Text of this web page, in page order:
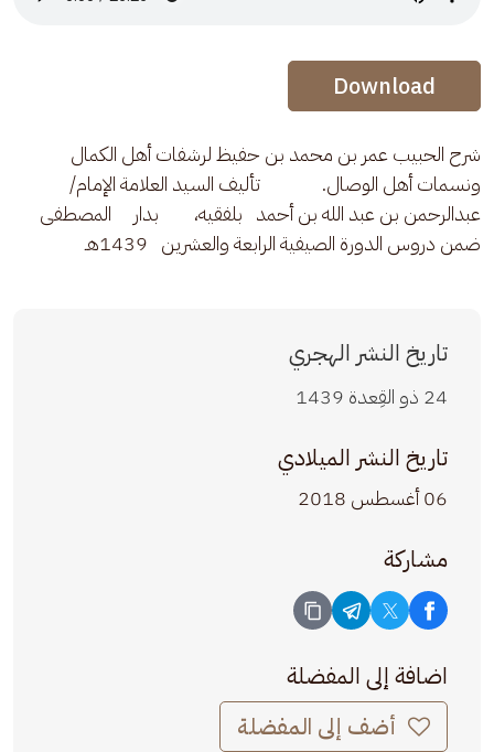
Audio Stream
Download
شرح الحبيب عمر بن محمد بن حفيظ لرشفات أهل الكمال
ونسمات أهل الوصال.              تأليف السيد العلامة الإمام/
عبدالرحمن بن عبد الله بن أحمد   بلفقيه،        بدار     المصطفى
ضمن دروس الدورة الصيفية الرابعة والعشرين   1439هـ
تاريخ النشر الهجري
24 ذو القِعدة 1439
تاريخ النشر الميلادي
06 أغسطس 2018
مشاركة
اضافة إلى المفضلة
أضف إلى المفضلة